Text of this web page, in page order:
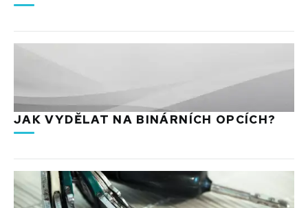
JAK VYDĚLAT NA BINÁRNÍCH OPCÍCH?